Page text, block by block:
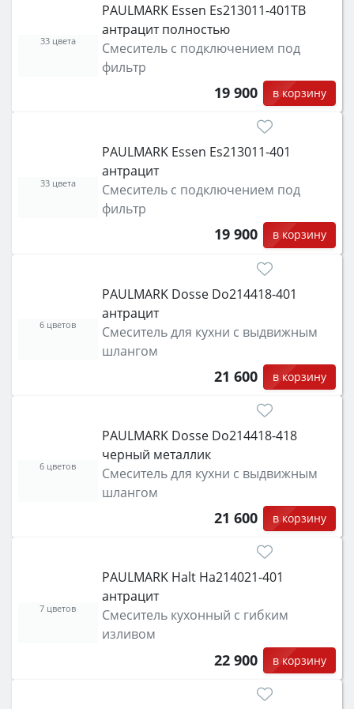
PAULMARK Essen Es213011-401TB
антрацит полностью
Смеситель с подключением под
фильтр
19 900 в корзину
33 цвета
PAULMARK Essen Es213011-401
антрацит
Смеситель с подключением под
фильтр
19 900 в корзину
33 цвета
PAULMARK Dosse Do214418-401
антрацит
Смеситель для кухни с выдвижным
шлангом
21 600 в корзину
6 цветов
PAULMARK Dosse Do214418-418
черный металлик
Смеситель для кухни с выдвижным
шлангом
21 600 в корзину
6 цветов
PAULMARK Halt Ha214021-401
антрацит
Смеситель кухонный с гибким
изливом
22 900 в корзину
7 цветов